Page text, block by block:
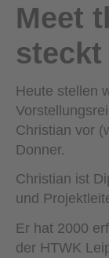
Meet
Heute stellen
Christian vor
Donner.
Christian ist
und
Er hat 2000
der HTWK